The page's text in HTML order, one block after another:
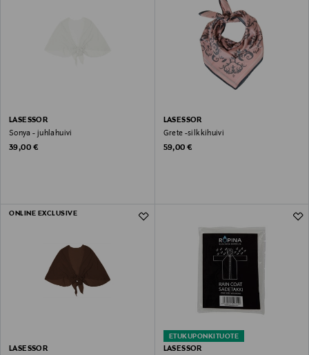
LASESSOR
Sonya - juhlahuivi
Original Price
39,00 €
LASESSOR
Grete -silkkihuivi
Original Price
59,00 €
ONLINE EXCLUSIVE
LASESSOR
ETUKUPONKITUOTE
LASESSOR